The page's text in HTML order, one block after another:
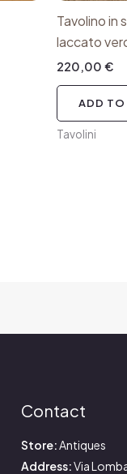
Tavolino in
laccato
220,00€
ADD TO
Tavolini
Contact
Store:Antiques
Address:Via